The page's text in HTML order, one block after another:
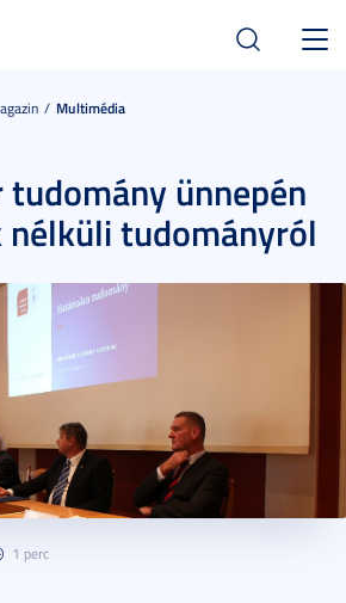
Multimédia
tudomány ünnepén
nélküli tudományról
1 perc